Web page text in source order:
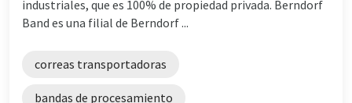
industriales, que es 100% de propiedad privada. Berndorf
Band es una filial de Berndorf ...
correas transportadoras
bandas de procesamiento